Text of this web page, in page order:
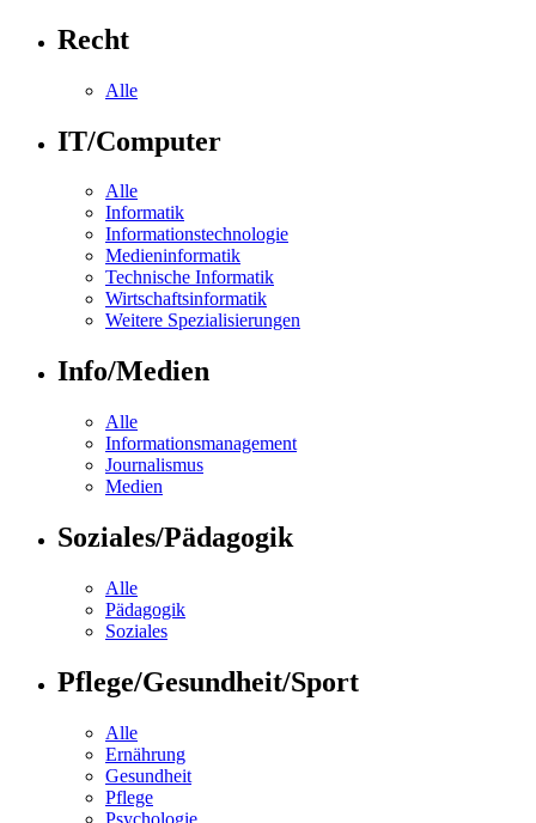
Recht
Alle
IT/Computer
Alle
Informatik
Informationstechnologie
Medieninformatik
Technische Informatik
Wirtschaftsinformatik
Weitere Spezialisierungen
Info/Medien
Alle
Informationsmanagement
Journalismus
Medien
Soziales/Pädagogik
Alle
Pädagogik
Soziales
Pflege/Gesundheit/Sport
Alle
Ernährung
Gesundheit
Pflege
Psychologie